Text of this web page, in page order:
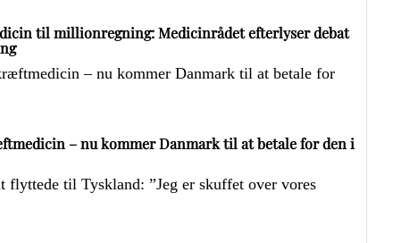
til millionregning: Medicinrådet efterlyser debat
– nu kommer Danmark til at betale for den i